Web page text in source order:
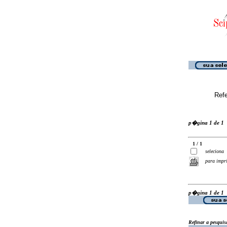
p�gina 1 de 1
1 / 1
seleciona
para
p�gina 1 de 1
Refinar a